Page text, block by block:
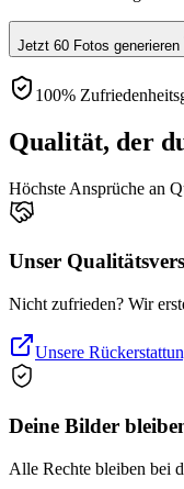
Jetzt 60 Fotos generieren
100%
Qualität, der
Höchste Ansprüche an
Unser
Nicht zufrieden? Wir
Unsere
Deine Bilder
Alle Rechte bleiben bei